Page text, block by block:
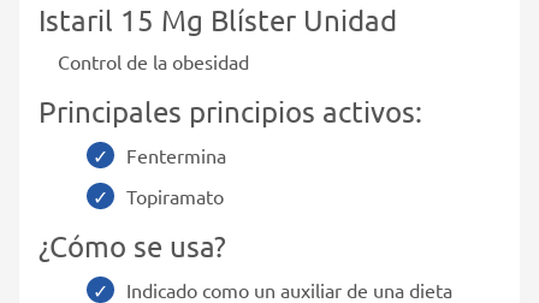
Istaril 15 Mg Blíster Unidad
Control de la obesidad
Principales principios activos:
Fentermina
Topiramato
¿Cómo se usa?
Indicado como un auxiliar de una dieta